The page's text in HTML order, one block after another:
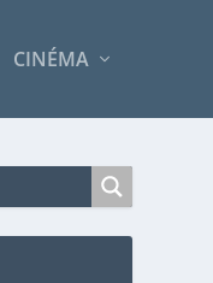
CINÉMA